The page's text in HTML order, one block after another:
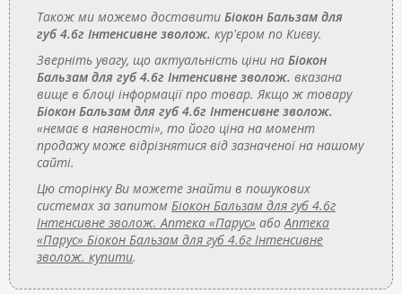
Також ми можемо доставити Біокон Бальзам для
губ 4.6г Інтенсивне зволож. кур'єром по Києву.
Зверніть увагу, що актуальність ціни на Біокон
Бальзам для губ 4.6г Інтенсивне зволож. вказана
вище в блоці інформації про товар. Якщо ж товару
Біокон Бальзам для губ 4.6г Інтенсивне зволож.
«немає в наявності», то його ціна на момент
продажу може відрізнятися від зазначеної на нашому
сайті.
Цю сторінку Ви можете знайти в пошукових
системах за запитом Біокон Бальзам для губ 4.6г
Інтенсивне зволож. Аптека «Парус» абоАптека
«Парус» Біокон Бальзам для губ 4.6г Інтенсивне
зволож. купити.